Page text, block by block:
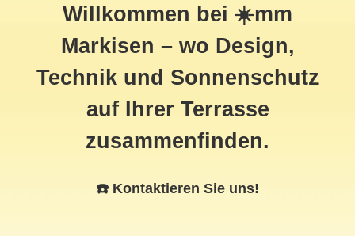
Willkommen bei ☀️mm
Markisen – wo Design,
Technik und Sonnenschutz
auf Ihrer Terrasse
zusammenfinden.
☎️ Kontaktieren Sie uns!